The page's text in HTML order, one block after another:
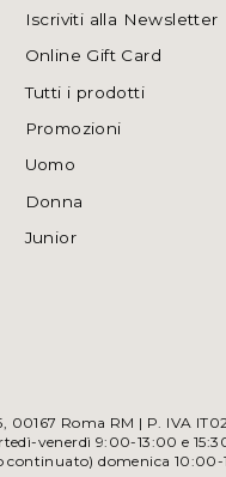
Iscriviti alla Newsletter
Online Gift Card
Tutti i prodotti
Promozioni
Uomo
Donna
Junior
Roma RM | P. IVA
venerdì 9:00-13:00 e
domenica 10:00-